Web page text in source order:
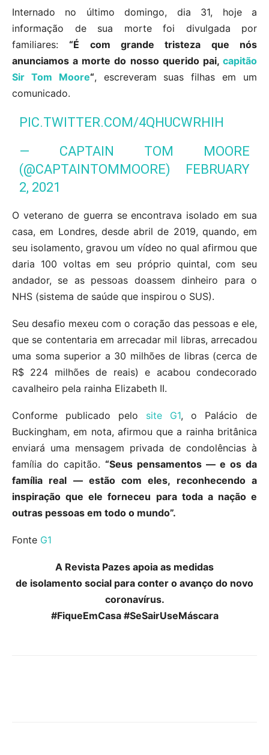
Internado no último domingo, dia 31, hoje a
informação de sua morte foi divulgada por
familiares:“É com grande tristeza que nós
anunciamos a morte do nosso querido pai, capitão
Sir Tom Moore“, escreveram suas filhas em um
comunicado.
PIC.TWITTER.COM/4QHUCWRHIH
— CAPTAIN TOM MOORE
(@CAPTAINTOMMOORE) FEBRUARY
2, 2021
O veterano de guerra se encontrava isolado em sua
casa, em Londres, desde abril de 2019, quando, em
seu isolamento, gravou um vídeo no qual afirmou que
daria 100 voltas em seu próprio quintal, com seu
andador, se as pessoas doassem dinheiro para o
NHS (sistema de saúde que inspirou o SUS).
Seu desafio mexeu com o coração das pessoas e ele,
que se contentaria em arrecadar mil libras, arrecadou
uma soma superior a 30 milhões de libras (cerca de
R$ 224 milhões de reais) e acabou condecorado
cavalheiro pela rainha Elizabeth II.
Conforme publicado pelo site G1, o Palácio de
Buckingham, em nota, afirmou que a rainha britânica
enviará uma mensagem privada de condolências à
família do capitão. “Seus pensamentos — e os da
família real — estão com eles, reconhecendo a
inspiração que ele forneceu para toda a nação e
outras pessoas em todo o mundo”.
Fonte G1
A Revista Pazes apoia as medidas
de isolamento social para conter o avanço do novo
coronavírus.
#FiqueEmCasa #SeSairUseMáscara